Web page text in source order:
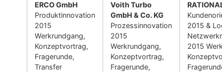
ERCO GmbH
Produktinnovation
2015
Werkrundgang,
Konzeptvortrag,
Fragerunde,
Transfer
Voith Turbo
GmbH & Co. KG
Prozessinnovation
2015
Werkrundgang,
Konzeptvortrag,
Fragerunde,
2015 &
2015